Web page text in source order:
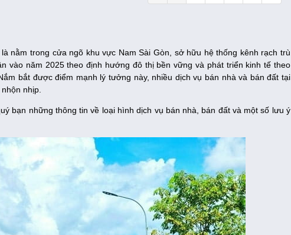
nằm trong cửa ngõ khu vực Nam Sài Gòn, sở hữu hệ thống kênh rạch trù
vào năm 2025 theo định hướng đô thị bền vững và phát triển kinh tế theo
bắt được điểm mạnh lý tưởng này, nhiều dịch vụ bán nhà và bán đất tại
nhịp.
bạn những thông tin về loại hình dịch vụ bán nhà, bán đất và một số lưu ý